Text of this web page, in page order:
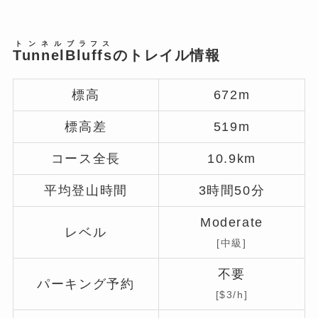
Tunnel
トンネル
Bluffs
ブラフス
のトレイル情報
標高 672m
標高差 519m
コース全長 10.9km
平均登山時間 3時間50分
レベル
Moderate
[中級]
パーキング予約
不要
[$3/h]